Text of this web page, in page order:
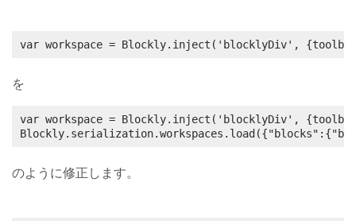
var workspace = Blockly.inject('blocklyDiv',
を
var workspace = Blockly.inject('blocklyDiv',
のように修正します。